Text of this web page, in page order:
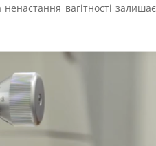
вагітності